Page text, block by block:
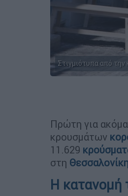
Στιγμιότυπα από
Πρώτη για
κρουσμάτων
11.629
στη
Η κατανομή